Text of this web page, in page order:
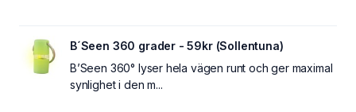
B´Seen 360 grader - 59kr (Sollentuna)
B’Seen 360° lyser hela vägen runt och ger maximal
synlighet i den m...